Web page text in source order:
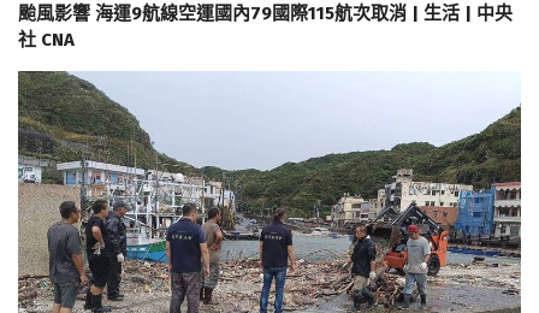
颱風影響 海運9航線空運國內79國際115航次取消 | 生活 | 中央
社 CNA